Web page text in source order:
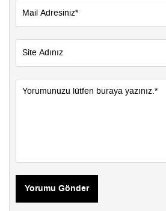
Yorumu Gönder